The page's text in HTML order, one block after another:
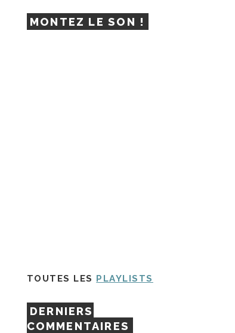
MONTEZ LE SON !
TOUTES LES PLAYLISTS
DERNIERS
COMMENTAIRES